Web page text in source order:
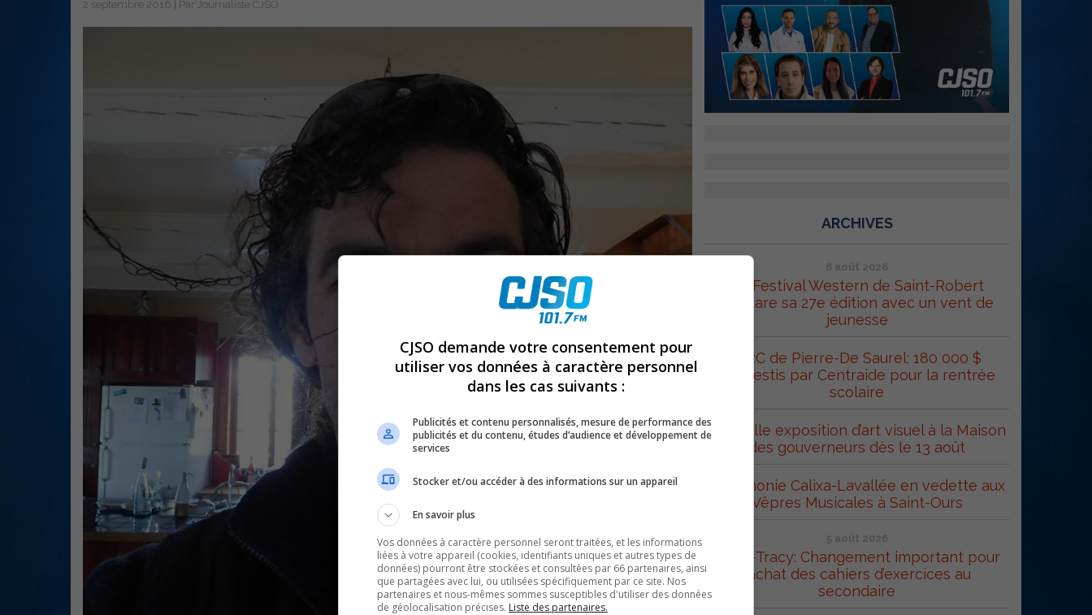
2 septembre 2016 | Par Journaliste CJSO
ARCHIVES
6 août 2026
Le Festival Western de Saint-Robert
prépare sa 27e édition avec un vent de
jeunesse
MRC de Pierre-De Saurel: 180 000 $
réinvestis par Centraide pour la rentrée
scolaire
Nouvelle exposition d’art visuel à la Maison
des gouverneurs dès le 13 août
L’Harmonie Calixa-Lavallée en vedette aux
Vêpres Musicales à Saint-Ours
5 août 2026
Sorel-Tracy: Changement important pour
l’achat des cahiers d’exercices au
secondaire
CJSO demande votre consentement pour
utiliser vos données à caractère personnel
dans les cas suivants :
Publicités et contenu personnalisés, mesure de performance des
publicités et du contenu, études d’audience et développement de
services
Stocker et/ou accéder à des informations sur un appareil
En savoir plus
Vos données à caractère personnel seront traitées, et les informations
liées à votre appareil (cookies, identifiants uniques et autres types de
données) pourront être stockées et consultées par 66 partenaires, ainsi
que partagées avec lui, ou utilisées spécifiquement par ce site. Nos
partenaires et nous-mêmes sommes susceptibles d'utiliser des données
de géolocalisation précises. Liste des partenaires.